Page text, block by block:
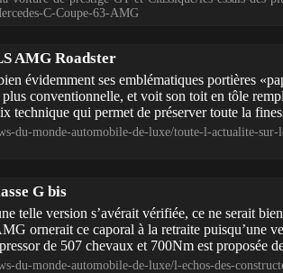
C-Coupe-63-AMG
AMG Roadster
évidemment ses emblématiques portières
conventionnelle, et voit son toit en tôle
technique qui permet de préserver toute la
du-monde-automobile-de-luxe/toute-l-actualite-
G bis
telle version s’avérait vérifiée, ce ne serait
ornerait ce caporal à la retraite puisqu’une
de 507 chevaux et 700Nm est proposée
du-monde-automobile-de-luxe/l-echos-des-